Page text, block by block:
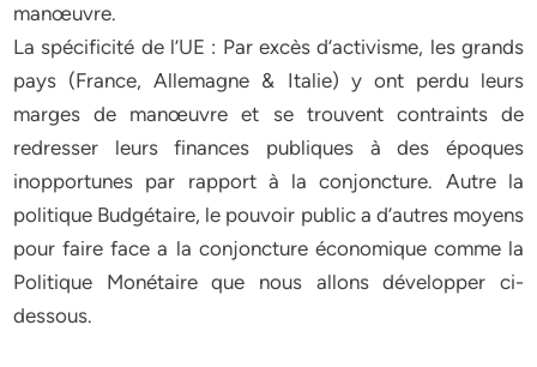
manœuvre.
La spécificité de l’UE : Par excès d’activisme, les grands
pays (France, Allemagne & Italie) y ont perdu leurs
marges de manœuvre et se trouvent contraints de
redresser leurs finances publiques à des époques
inopportunes par rapport à la conjoncture. Autre la
politique Budgétaire, le pouvoir public a d’autres moyens
pour faire face a la conjoncture économique comme la
Politique Monétaire que nous allons développer ci-
dessous.